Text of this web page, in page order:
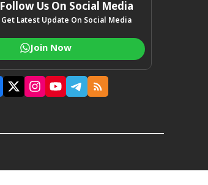
Follow Us On Social Media
Get Latest Update On Social Media
Join Now